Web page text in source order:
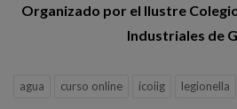
Organizado por el Ilustre
Industriales de
agua curso online icoiig legionella